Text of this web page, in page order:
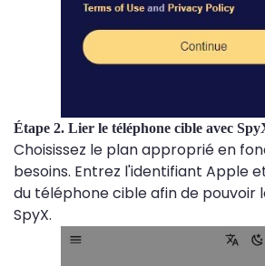
Étape 2. Lier le téléphone cible avec
Choisissez le plan approprié en
besoins. Entrez l'identifiant Apple
du téléphone cible afin de pouvoir
SpyX.